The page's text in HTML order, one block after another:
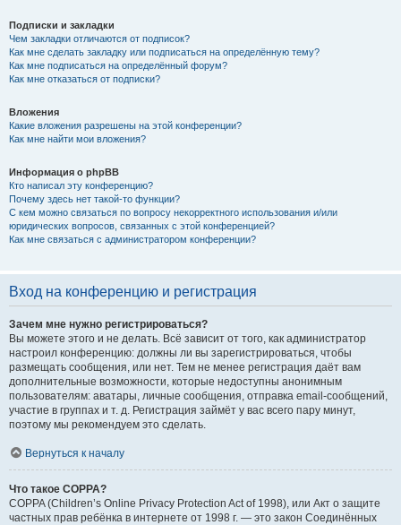
Подписки и закладки
Чем закладки отличаются от подписок?
Как мне сделать закладку или подписаться на определённую тему?
Как мне подписаться на определённый форум?
Как мне отказаться от подписки?
Вложения
Какие вложения разрешены на этой конференции?
Как мне найти мои вложения?
Информация о phpBB
Кто написал эту конференцию?
Почему здесь нет такой-то функции?
С кем можно связаться по вопросу некорректного использования и/или
юридических вопросов, связанных с этой конференцией?
Как мне связаться с администратором конференции?
Вход на конференцию и регистрация
Зачем мне нужно регистрироваться?
Вы можете этого и не делать. Всё зависит от того, как администратор
настроил конференцию: должны ли вы зарегистрироваться, чтобы
размещать сообщения, или нет. Тем не менее регистрация даёт вам
дополнительные возможности, которые недоступны анонимным
пользователям: аватары, личные сообщения, отправка email-сообщений,
участие в группах и т. д. Регистрация займёт у вас всего пару минут,
поэтому мы рекомендуем это сделать.
Вернуться к началу
Что такое COPPA?
COPPA (Children’s Online Privacy Protection Act of 1998), или Акт о защите
частных прав ребёнка в интернете от 1998 г. — это закон Соединённых